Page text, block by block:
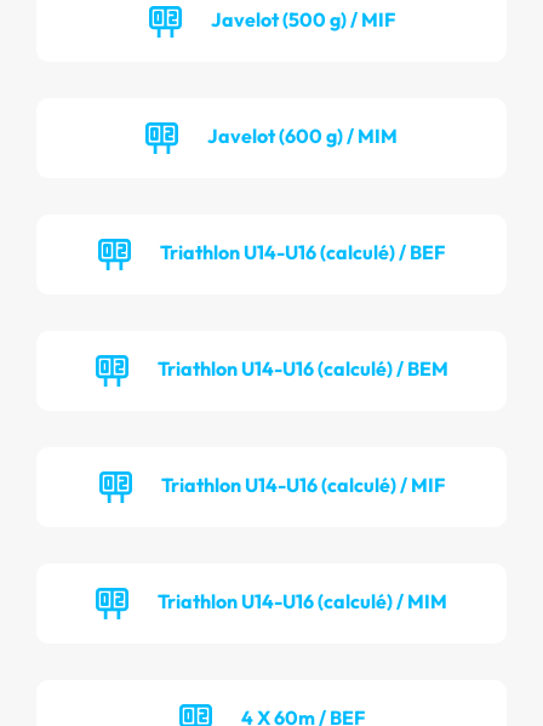
Javelot (500 g) / MIF
Javelot (600 g) / MIM
Triathlon U14-U16 (calculé) / BEF
Triathlon U14-U16 (calculé) / BEM
Triathlon U14-U16 (calculé) / MIF
Triathlon U14-U16 (calculé) / MIM
4 X 60m / BEF